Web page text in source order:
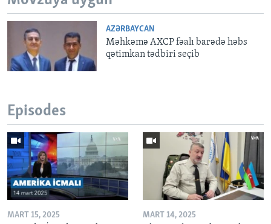
AZƏRBAYCAN
Məhkəmə AXCP fəalı barədə həbs
qətimkan tədbiri seçib
Episodes
MART 15, 2025 MART 14, 2025